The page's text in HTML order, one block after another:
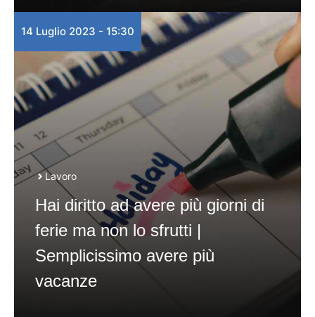
14 Luglio 2023 - 15:30
Lavoro
Hai diritto ad avere più giorni di
ferie ma non lo sfrutti |
Semplicissimo avere più
vacanze